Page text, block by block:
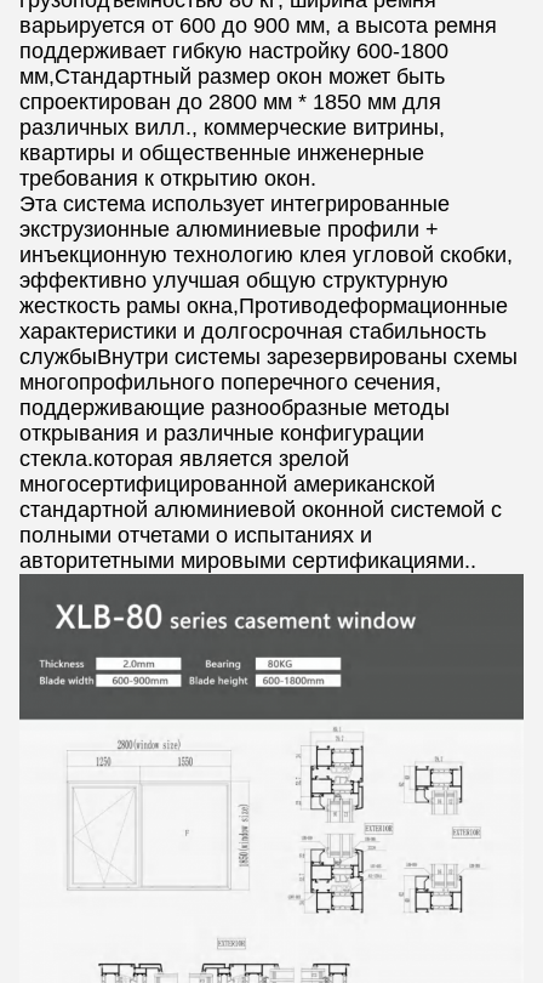
варьируется от 600 до 900 мм, а высота ремня
поддерживает гибкую настройку 600-1800
мм,Стандартный размер окон может быть
спроектирован до 2800 мм * 1850 мм для
различных вилл., коммерческие витрины,
квартиры и общественные инженерные
требования к открытию окон.
Эта система использует интегрированные
экструзионные алюминиевые профили +
инъекционную технологию клея угловой скобки,
эффективно улучшая общую структурную
жесткость рамы окна,Противодеформационные
характеристики и долгосрочная стабильность
службыВнутри системы зарезервированы схемы
многопрофильного поперечного сечения,
поддерживающие разнообразные методы
открывания и различные конфигурации
стекла.которая является зрелой
многосертифицированной американской
стандартной алюминиевой оконной системой с
полными отчетами о испытаниях и
авторитетными мировыми сертификациями..